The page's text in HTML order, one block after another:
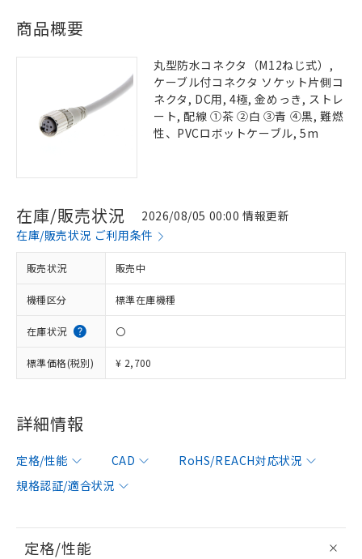
商品概要
丸型防水コネクタ（M12ねじ式）,
ケーブル付コネクタ ソケット片側コ
ネクタ, DC用, 4極, 金めっき, ストレ
ート, 配線 ①茶 ②白 ③青 ④黒, 難燃
性、PVCロボットケーブル, 5m
在庫/販売状況
2026/08/05 00:00 情報更新
在庫/販売状況 ご利用条件
販売状況 販売中
機種区分 標準在庫機種
在庫状況 〇
標準価格(税別) ¥ 2,700
詳細情報
定格/性能 CAD
RoHS/REACH対応状況
規格認証/適合状況
定格/性能